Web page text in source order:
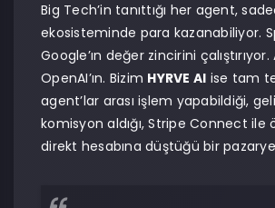
Big Tech’in tanıttığı her agent,
ekosisteminde para kazanabiliyor.
Google’ın değer zincirini çalıştırıyor.
OpenAI’ın. Bizim HYRVE AI ise tam
agent’lar arası işlem yapabildiği,
komisyon aldığı, Stripe Connect ile
direkt hesabına düştüğü bir